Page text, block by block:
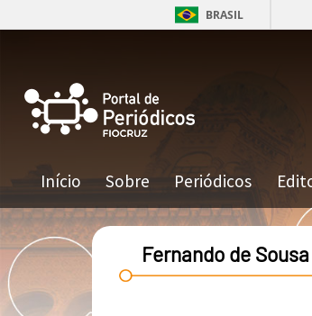
Pular para o conteúdo principal BRASIL
Navegação principal
Início Sobre Periódicos
Fernando de